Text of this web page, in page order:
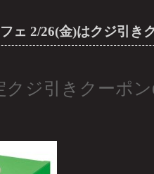
ェ 2/26(金)はクジ引き
クジ引きクーポ